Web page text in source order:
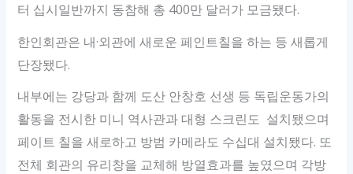
터 십시일반까지 동참해 총 400만 달러가 모금됐다.
한인회관은 내·외관에 새로운 페인트칠을 하는 등 새롭게
단장됐다.
내부에는 강당과 함께 도산 안창호 선생 등 독립운동가의
활동을 전시한 미니 역사관과 대형 스크린도 설치됐으며
페이트 칠을 새로하고 방범 카메라도 수십대 설치됐다. 또
전체 회관의 유리창을 교체해 방열효과를 높였으며 각방